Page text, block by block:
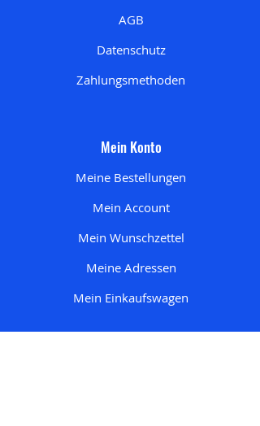
AGB
Datenschutz
Zahlungsmethoden
Mein Konto
Meine Bestellungen
Mein Account
Mein Wunschzettel
Meine Adressen
Mein Einkaufswagen